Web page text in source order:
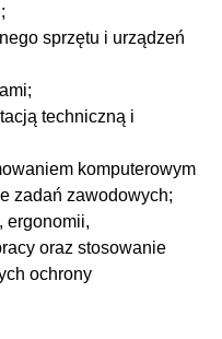
sprzętu i urządzeń
techniczną i
komputerowym
zadań zawodowych;
ergonomii,
oraz stosowanie
ochrony